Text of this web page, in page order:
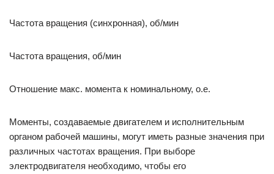
Частота вращения (синхронная), об/мин
Частота вращения, об/мин
Отношение макс. момента к номинальному, о.е.
Моменты, создаваемые двигателем и исполнительным
органом рабочей машины, могут иметь разные значения при
различных частотах вращения. При выборе
электродвигателя необходимо, чтобы его